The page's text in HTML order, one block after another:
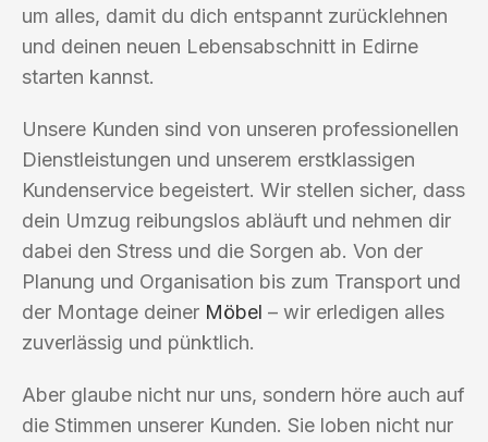
um alles, damit du dich entspannt zurücklehnen
und deinen neuen Lebensabschnitt in Edirne
starten kannst.
Unsere Kunden sind von unseren professionellen
Dienstleistungen und unserem erstklassigen
Kundenservice begeistert. Wir stellen sicher, dass
dein Umzug reibungslos abläuft und nehmen dir
dabei den Stress und die Sorgen ab. Von der
Planung und Organisation bis zum Transport und
der Montage deiner Möbel – wir erledigen alles
zuverlässig und pünktlich.
Aber glaube nicht nur uns, sondern höre auch auf
die Stimmen unserer Kunden. Sie loben nicht nur